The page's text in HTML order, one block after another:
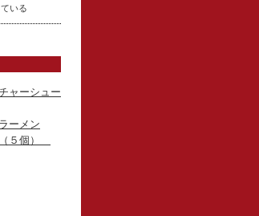
いる